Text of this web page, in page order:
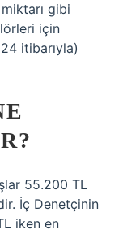
gibi
için
itibarıyla)
55.200 TL
İç Denetçinin
iken en